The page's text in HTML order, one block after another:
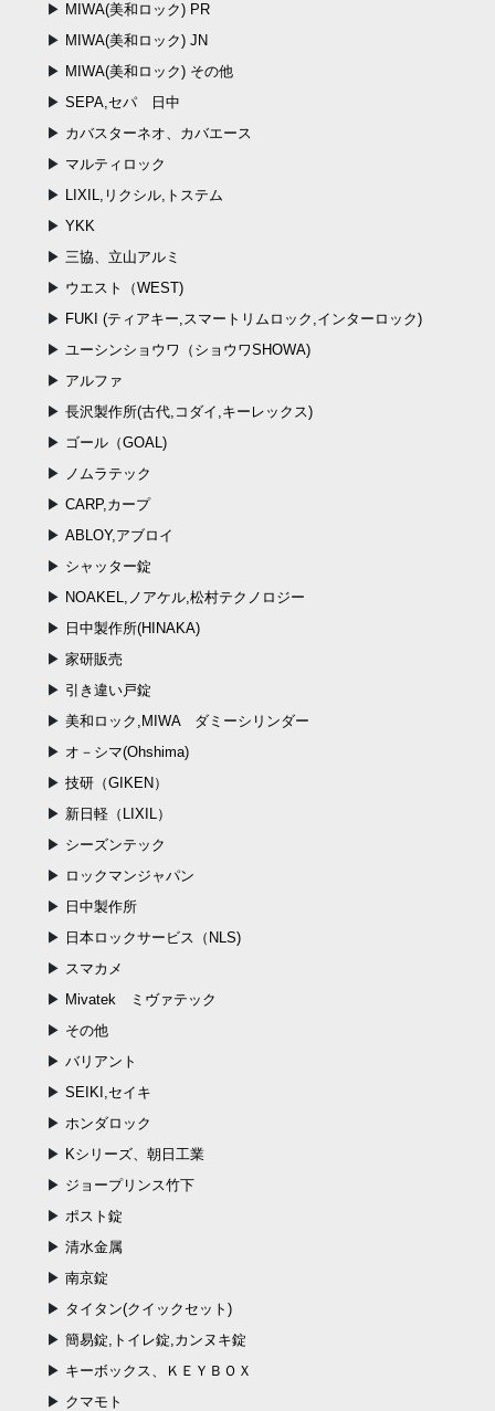
MIWA(美和ロック) PR
MIWA(美和ロック) JN
MIWA(美和ロック) その他
SEPA,セパ 日中
カバスターネオ、カバエース
マルティロック
LIXIL,リクシル,トステム
YKK
三協、立山アルミ
ウエスト（WEST)
FUKI (ティアキー,スマートリムロック,インターロック)
ユーシンショウワ（ショウワSHOWA)
アルファ
長沢製作所(古代,コダイ,キーレックス)
ゴール（GOAL)
ノムラテック
CARP,カープ
ABLOY,アブロイ
シャッター錠
NOAKEL,ノアケル,松村テクノロジー
日中製作所(HINAKA)
家研販売
引き違い戸錠
美和ロック,MIWA ダミーシリンダー
オ－シマ(Ohshima)
技研（GIKEN）
新日軽（LIXIL）
シーズンテック
ロックマンジャパン
日中製作所
日本ロックサービス（NLS)
スマカメ
Mivatek ミヴァテック
その他
バリアント
SEIKI,セイキ
ホンダロック
Kシリーズ、朝日工業
ジョープリンス竹下
ポスト錠
清水金属
南京錠
タイタン(クイックセット)
簡易錠,トイレ錠,カンヌキ錠
キーボックス、ＫＥＹＢＯＸ
クマモト